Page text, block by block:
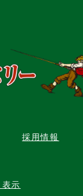
採用情報
示